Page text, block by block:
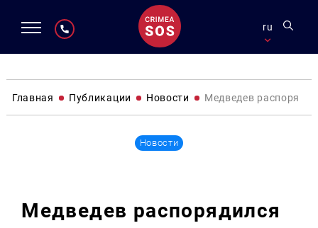
ru
Главная Публикации Новости Медведев
Новости
Медведев распорядился